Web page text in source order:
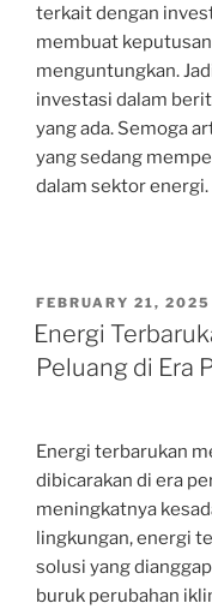
terkait dengan
membuat
menguntungkan.
investasi dalam
yang ada. Semoga
yang sedang
dalam sektor energi.
POSTED
ON
FEBRUARY 21, 2025
Energi
Peluang di Era
Energi terbarukan
dibicarakan di era
meningkatnya
lingkungan, energi
solusi yang
buruk perubahan